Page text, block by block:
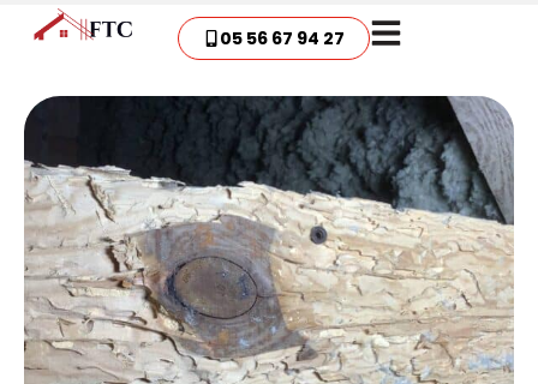
05 56 67 94 27